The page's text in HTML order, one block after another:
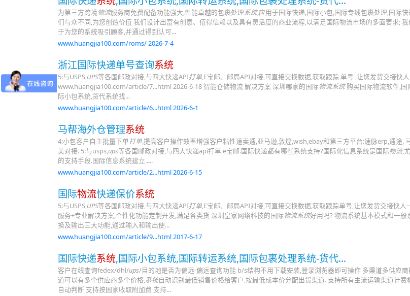
为第三方跨境物流服务商免费配备功能强大,性能卓越的包裹处理系统,应用于国际快递,国际小包,国际专线包裹处理,国际
们与众不同,为您创造价值 我们设计出富有创意、值得信赖以及具有灵活度的商业流程,以满足国际物流市场的多面要求;
于为您的系统吸引顾客,并通过得到认可...
www.huangjia100.com/roms/ 2026-7-4
浙江国际快递单号查询系统
5:与USPS,UPS等各国邮政对接,与四大快递API打单,E宝邮、邮局API对接,可直接交换数据,获取跟踪 单号 ,让您发货交接快
www.huangjia100.com/article/7...html 2026-6-18 智能仓储物流 解决方案 深圳哪家的国际物流系统购买国际物流软件,国
际小包系统,货代系统找...
www.huangjia100.com/article/6...html 2026-6-1
马帮海外仓管理系统
4:小包客户自主批量下单打单,提高客户操作效率增强客户粘性速卖通,亚马逊,敦煌,wish,ebay和第三方平台:速脉erp,通途,
美对接. 5:与usps,ups等各国邮政对接,与四大快递api打单,e宝邮.国际快递都有哪些系统支持?国际化信息系统是国际物流,
的支持手段.国际信息系统建立.....
www.huangjia100.com/article/2...html 2026-6-15
国际物流快递保价系统
5:与USPS,UPS等各国邮政对接,与四大快递API打单,E宝邮、邮局API对接,可直接交换数据,获取跟踪单号,让您发货交接快人
服务+专业解决方案,个性化功能定制开发,满足各类货 深圳皇家网络科技的国际物流系统好用吗? 物流系统基本模式和一
换及输出三大功能,通过输入和输出使...
www.huangjia100.com/article/9...html 2017-6-17
国际快递系统,国际小包系统,国际转运系统,国际包裹处理系统-货代...
客户在线查询fedex/dhl/ups/目的地是否为偏远-偏远查询功能 b/s结构不用下载安装,登录浏览器即可操作 多渠道多供应
道可以有多个供应商多个价格,系统自动识别最低销售价格给客户,按最低成本价分配出货渠道. 支持所有主流运输渠道计费
自动判断 支持按国家收取附加费 支持...